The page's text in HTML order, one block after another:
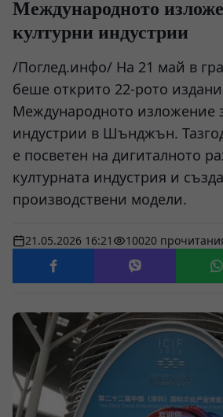
Международното
културни индустрии
/Поглед.инфо/ На 21 май в
беше открито 22-рото
Международното изложение
индустрии в Шънджън.
е посветен на дигиталното
културната индустрия и
производствени модели.
21.05.2026 16:21 10020